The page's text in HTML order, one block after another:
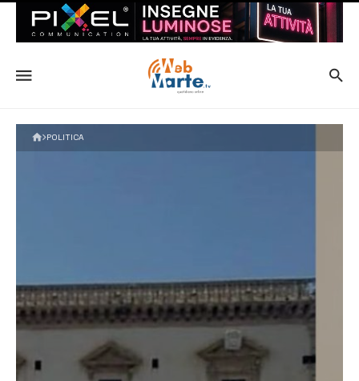
POLITICA